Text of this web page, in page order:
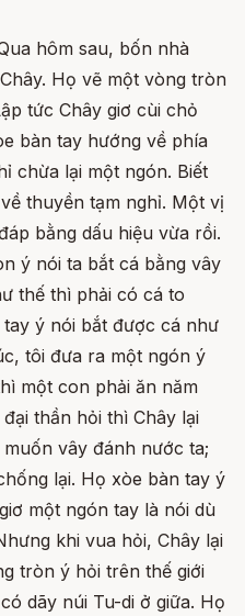
hôm sau, bốn nhà
Họ vẽ một vòng tròn
tức Chây giơ cùi chỏ
bàn tay hướng về phía
chừa lại một ngón. Biết
thuyền tạm nghỉ. Một vị
bằng dấu hiệu vừa rồi.
ý nói ta bắt cá bằng vây
thế thì phải có cá to
ý nói bắt được cá như
tôi đưa ra một ngón ý
một con phải ăn năm
thần hỏi thì Chây lại
vây đánh nước ta;
lại. Họ xòe bàn tay ý
một ngón tay là nói dù
khi vua hỏi, Chây lại
tròn ý hỏi trên thế giới
dãy núi Tu-di ở giữa. Họ